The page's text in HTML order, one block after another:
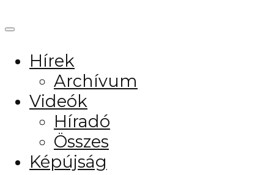
Hírek
Archívum
Videók
Híradó
Összes
Képújság